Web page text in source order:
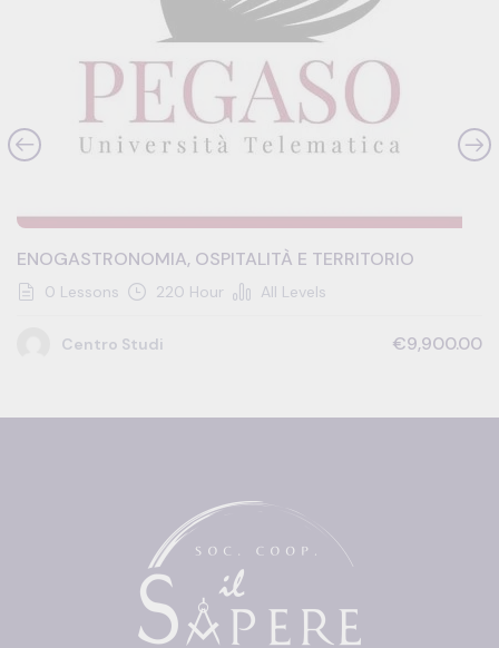
ENOGASTRONOMIA, OSPITALITÀ E TERRITORIO
0 Lessons 220 Hour All Levels
Centro Studi €9,900.00